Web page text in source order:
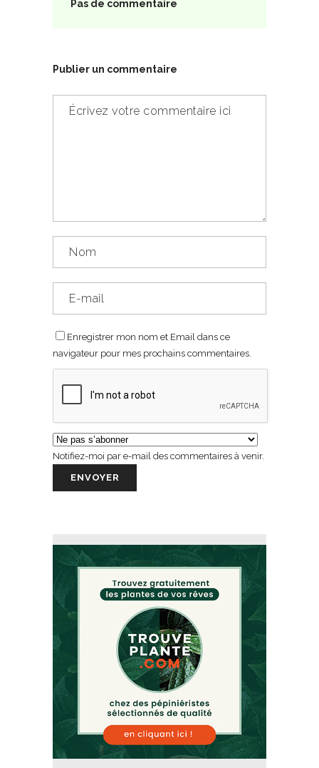
Pas de commentaire
Publier un commentaire
Enregistrer mon nom et Email dans ce
navigateur pour mes prochains commentaires.
Notifiez-moi par e-mail des commentaires à venir.